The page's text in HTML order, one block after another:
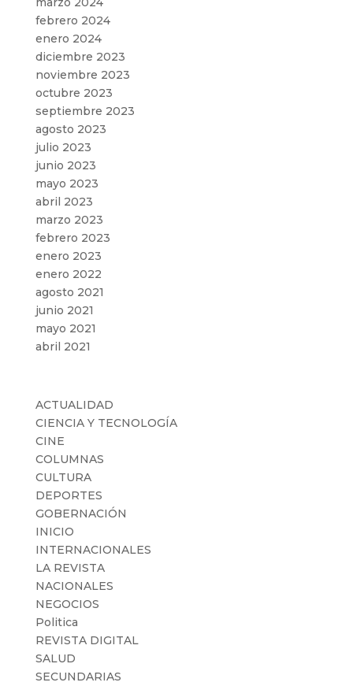
febrero 2024
enero 2024
diciembre 2023
noviembre 2023
octubre 2023
septiembre 2023
agosto 2023
julio 2023
junio 2023
mayo 2023
abril 2023
marzo 2023
febrero 2023
enero 2023
enero 2022
agosto 2021
junio 2021
mayo 2021
abril 2021
ACTUALIDAD
CIENCIA Y TECNOLOGÍA
CINE
COLUMNAS
CULTURA
DEPORTES
GOBERNACIÓN
INICIO
INTERNACIONALES
LA REVISTA
NACIONALES
NEGOCIOS
Politica
REVISTA DIGITAL
SALUD
SECUNDARIAS